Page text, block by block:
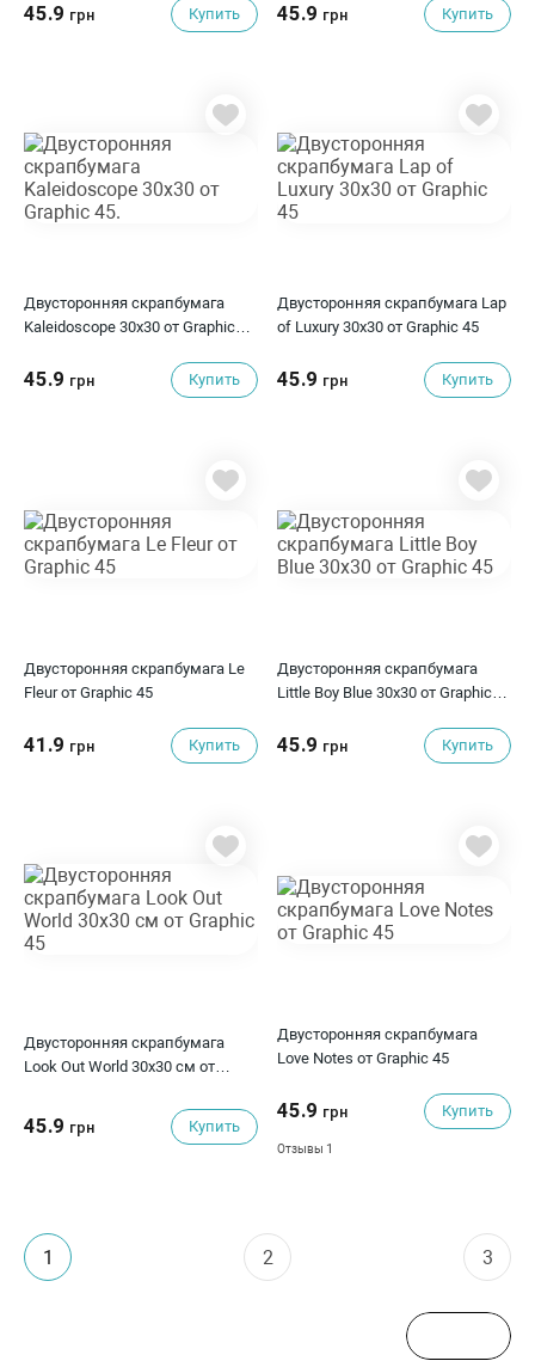
45.9 грн Купить 45.9 грн Купить
Двусторонняя скрапбумага
Kaleidoscope 30x30 от Graphic
45.9 грн Купить
Двусторонняя скрапбумага Lap
of Luxury 30x30 от Graphic 45
45.9 грн Купить
Двусторонняя скрапбумага Le
Fleur от Graphic 45
41.9 грн Купить
Двусторонняя скрапбумага
Little Boy Blue 30x30 от Graphic
45.9 грн Купить
Двусторонняя скрапбумага
Look Out World 30х30 см от
45.9 грн Купить
Двусторонняя скрапбумага
Love Notes от Graphic 45
45.9 грн Купить
Отзывы 1
1 2 3